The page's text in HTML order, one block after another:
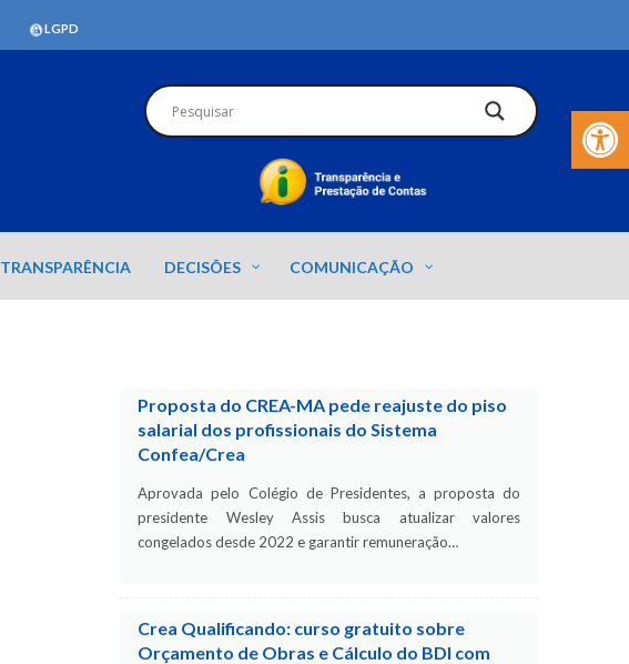
Barra de
LGPD
TRANSPARÊNCIA DECISÕES COMUNICAÇÃO
Proposta do CREA-MA pede reajuste do piso
salarial dos profissionais do Sistema
Confea/Crea
Aprovada pelo Colégio de Presidentes, a proposta do
presidente Wesley Assis busca atualizar valores
congelados desde 2022 e garantir remuneração…
Crea Qualificando: curso gratuito sobre
Orçamento de Obras e Cálculo do BDI com